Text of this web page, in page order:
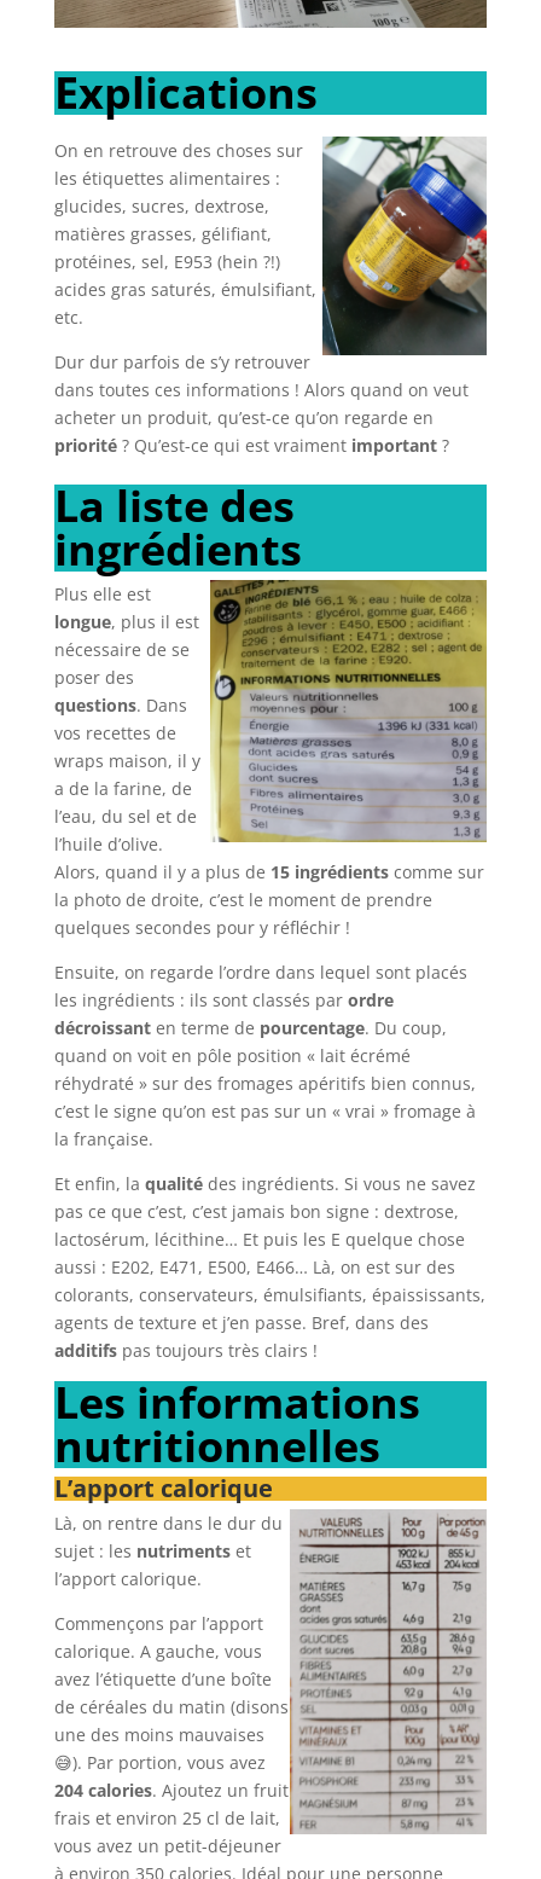
Explications
On en retrouve des choses sur
les étiquettes alimentaires :
glucides, sucres, dextrose,
matières grasses, gélifiant,
protéines, sel, E953 (hein ?!)
acides gras saturés, émulsifiant,
etc.
Dur dur parfois de s’y retrouver
dans toutes ces informations ! Alors quand on veut
acheter un produit, qu’est-ce qu’on regarde en
priorité? Qu’est-ce qui est vraiment important ?
La liste des
ingrédients
Plus elle est
longue, plus il est
nécessaire de se
poser des
questions. Dans
vos recettes de
wraps maison, il y
a de la farine, de
l’eau, du sel et de
l’huile d’olive.
Alors, quand il y a plus de 15 ingrédients comme sur
la photo de droite, c’est le moment de prendre
quelques secondes pour y réfléchir !
Ensuite, on regarde l’ordre dans lequel sont placés
les ingrédients : ils sont classés par ordre
décroissanten terme de pourcentage. Du coup,
quand on voit en pôle position « lait écrémé
réhydraté » sur des fromages apéritifs bien connus,
c’est le signe qu’on est pas sur un « vrai » fromage à
la française.
Et enfin, la qualitédes ingrédients. Si vous ne savez
pas ce que c’est, c’est jamais bon signe : dextrose,
lactosérum, lécithine… Et puis les E quelque chose
aussi : E202, E471, E500, E466… Là, on est sur des
colorants, conservateurs, émulsifiants, épaississants,
agents de texture et j’en passe. Bref, dans des
additifspas toujours très clairs !
Les informations
nutritionnelles
L’apport calorique
Là, on rentre dans le dur du
sujet : les nutrimentset
l’apport calorique.
Commençons par l’apport
calorique. A gauche, vous
avez l’étiquette d’une boîte
de céréales du matin (disons
une des moins mauvaises
😅). Par portion, vous avez
204 calories. Ajoutez un fruit
frais et environ 25 cl de lait,
vous avez un petit-déjeuner
à environ 350 calories. Idéal pour une personne